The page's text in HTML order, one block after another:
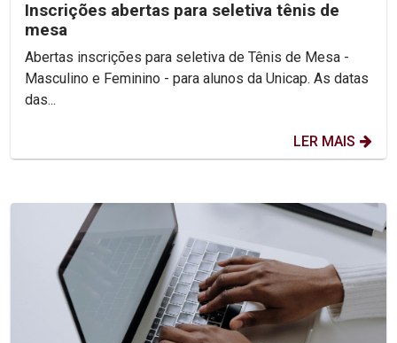
Inscrições abertas para seletiva tênis de
mesa
Abertas inscrições para seletiva de Tênis de Mesa -
Masculino e Feminino - para alunos da Unicap. As datas
das...
LER MAIS